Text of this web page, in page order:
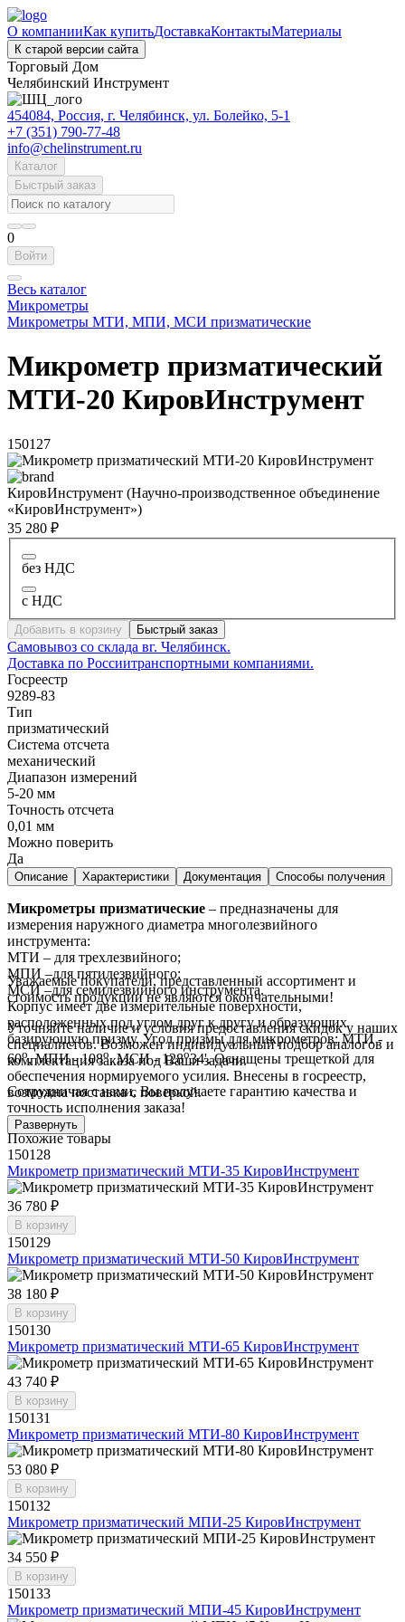
О компанииКак купитьДоставкаКонтактыМатериалы
К старой версии сайта
Торговый Дом
Челябинский Инструмент
454084, Россия, г. Челябинск, ул. Болейко, 5-1
+7 (351) 790-77-48
info@chelinstrument.ru
Каталог
Быстрый заказ
0
Войти
Весь каталог
Микрометры
Микрометры МТИ, МПИ, МСИ призматические
Микрометр призматический
МТИ-20 КировИнструмент
150127
КировИнструмент (Научно-производственное объединение
«КировИнструмент»)
35 280 ₽
без НДС
с НДС
Добавить в корзину Быстрый заказ
Самовывоз со склада вг. Челябинск.
Доставка по Россиитранспортными компаниями.
Госреестр
9289-83
Тип
призматический
Система отсчета
механический
Диапазон измерений
5-20 мм
Точность отсчета
0,01 мм
Можно поверить
Да
Описание Характеристики Документация Способы получения
Микрометры призматические – предназначены для
измерения наружного диаметра многолезвийного
инструмента:
МТИ – для трехлезвийного;
МПИ –для пятилезвийного;
МСИ –для семилезвийного инструмента.
Корпус имеет две измерительные поверхности,
расположенных под углом друг к другу и образующих
базирующую призму. Угол призмы для микрометров: МТИ -
60о, МПИ - 108о, МСИ - 128о34'. Оснащены трещеткой для
обеспечения нормируемого усилия. Внесены в госреестр,
возможна поставка с поверкой.
Развернуть
Уважаемые покупатели, представленный ассортимент и
стоимость продукции не являются окончательными!
Уточняйте наличие и условия предоставления скидок у наших
специалистов. Возможен индивидуальный подбор аналогов и
комплектация заказа под Ваши задачи.
Сотрудничая с нами, Вы получаете гарантию качества и
точность исполнения заказа!
Похожие товары
150128
Микрометр призматический МТИ-35 КировИнструмент
36 780 ₽
В корзину
150129
Микрометр призматический МТИ-50 КировИнструмент
38 180 ₽
В корзину
150130
Микрометр призматический МТИ-65 КировИнструмент
43 740 ₽
В корзину
150131
Микрометр призматический МТИ-80 КировИнструмент
53 080 ₽
В корзину
150132
Микрометр призматический МПИ-25 КировИнструмент
34 550 ₽
В корзину
150133
Микрометр призматический МПИ-45 КировИнструмент